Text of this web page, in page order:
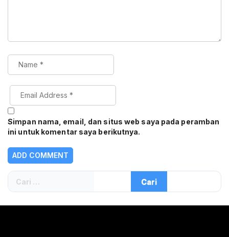
Simpan nama, email, dan situs web saya pada peramban
ini untuk komentar saya berikutnya.
Cari
untuk: